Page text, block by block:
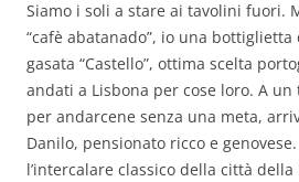
Siamo i soli a stare ai tavolini fuori.
“cafè abatanado”, io una
gasata “Castello”, ottima scelta
andati a Lisbona per cose loro. A
per andarcene senza una meta,
Danilo, pensionato ricco e genovese.
l’intercalare classico della città